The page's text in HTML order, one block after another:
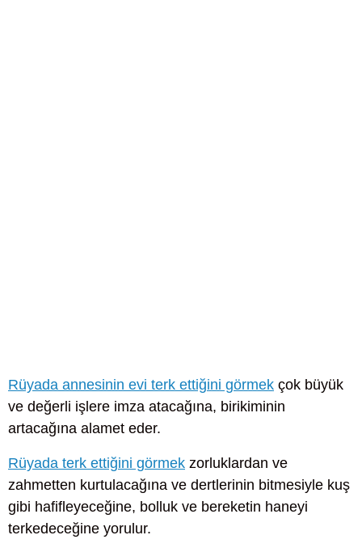
Rüyada annesinin evi terk ettiğini görmek çok büyük
ve değerli işlere imza atacağına, birikiminin
artacağına alamet eder.
Rüyada terk ettiğini görmek zorluklardan ve
zahmetten kurtulacağına ve dertlerinin bitmesiyle kuş
gibi hafifleyeceğine, bolluk ve bereketin haneyi
terkedeceğine yorulur.